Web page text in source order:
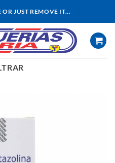
JUST REMOVE IT...